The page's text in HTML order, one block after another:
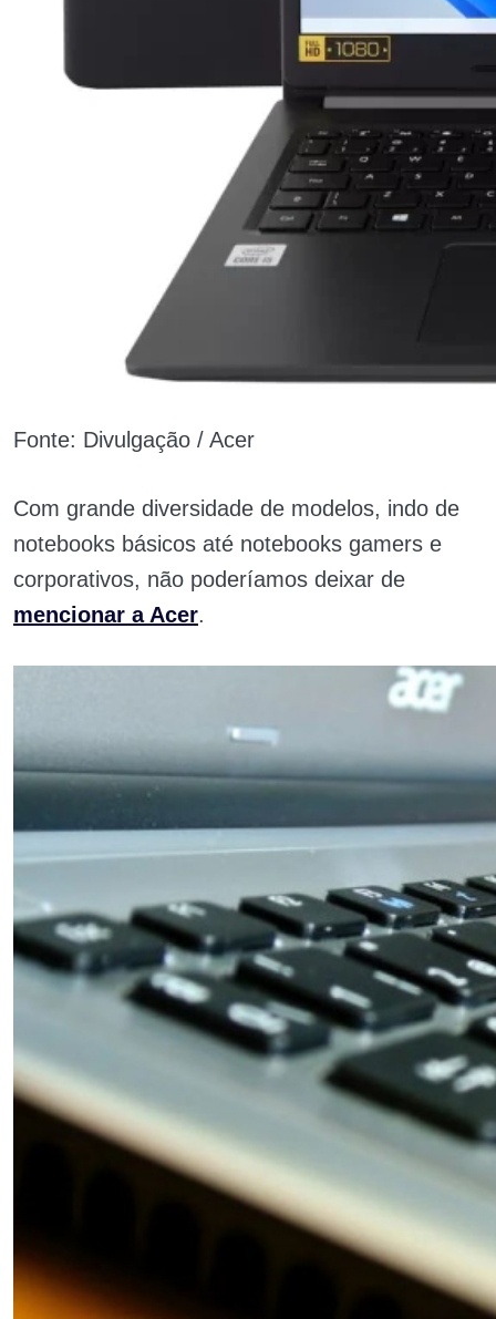
Fonte: Divulgação / Acer
Com grande diversidade de modelos, indo de
notebooks básicos até notebooks gamers e
corporativos, não poderíamos deixar de
mencionar a Acer.